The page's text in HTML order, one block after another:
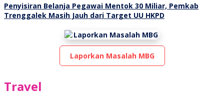
Penyisiran Belanja Pegawai Mentok 30 Miliar, Pemkab
Trenggalek Masih Jauh dari Target UU HKPD
Laporkan Masalah MBG
Travel